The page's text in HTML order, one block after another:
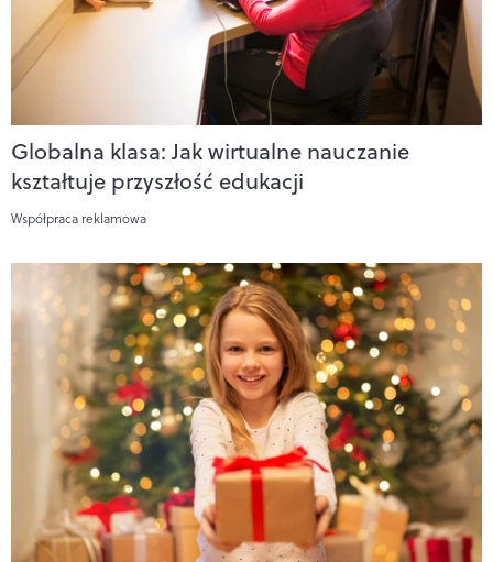
Globalna klasa: Jak wirtualne nauczanie
kształtuje przyszłość edukacji
Współpraca reklamowa